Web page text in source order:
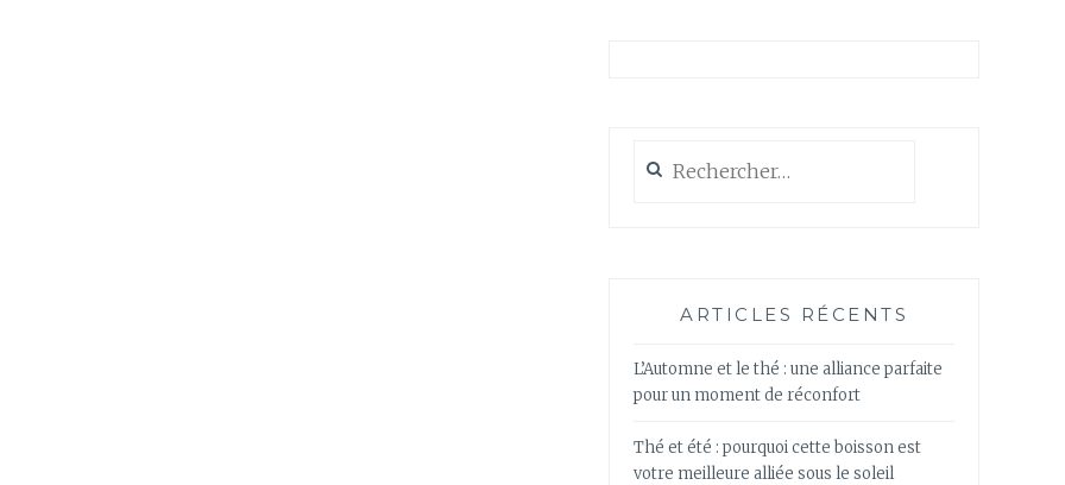
ARTICLES RÉCENTS
L’Automne et le thé : une alliance parfaite
pour un moment de réconfort
Thé et été : pourquoi cette boisson est
votre meilleure alliée sous le soleil